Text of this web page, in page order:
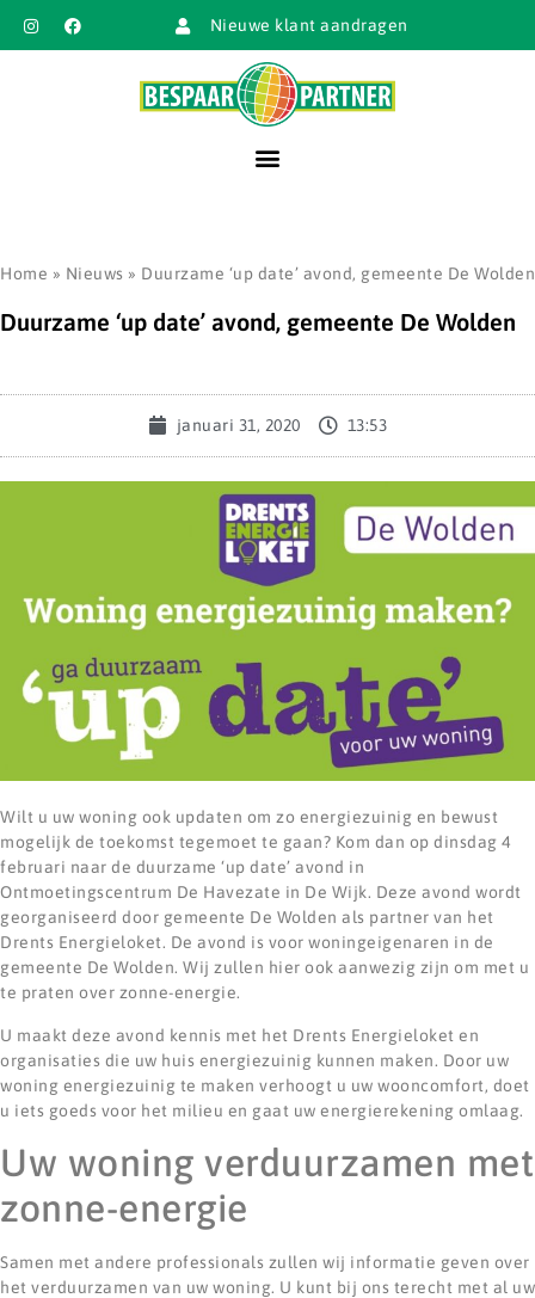
Nieuwe klant aandragen
Home » Nieuws » Duurzame ‘up date’ avond, gemeente De Wolden
Duurzame ‘up date’ avond, gemeente De Wolden
januari 31, 2020 13:53
Wilt u uw woning ook updaten om zo energiezuinig en bewust
mogelijk de toekomst tegemoet te gaan? Kom dan op dinsdag 4
februari naar de duurzame ‘up date’ avond in
Ontmoetingscentrum De Havezate in De Wijk. Deze avond wordt
georganiseerd door gemeente De Wolden als partner van het
Drents Energieloket. De avond is voor woningeigenaren in de
gemeente De Wolden. Wij zullen hier ook aanwezig zijn om met u
te praten over zonne-energie.
U maakt deze avond kennis met het Drents Energieloket en
organisaties die uw huis energiezuinig kunnen maken. Door uw
woning energiezuinig te maken verhoogt u uw wooncomfort, doet
u iets goeds voor het milieu en gaat uw energierekening omlaag.
Uw woning verduurzamen met
zonne-energie
Samen met andere professionals zullen wij informatie geven over
het verduurzamen van uw woning. U kunt bij ons terecht met al uw